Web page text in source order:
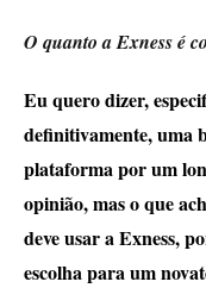
O quanto a Exness é
Eu quero dizer,
definitivamente, uma
plataforma por um
opinião, mas o que
deve usar a Exness,
escolha para um